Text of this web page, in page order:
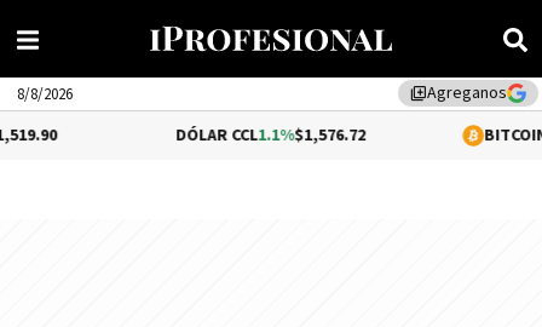
library_addAgreganos
8/8/2026
1.1%$1,576.72 0.05%